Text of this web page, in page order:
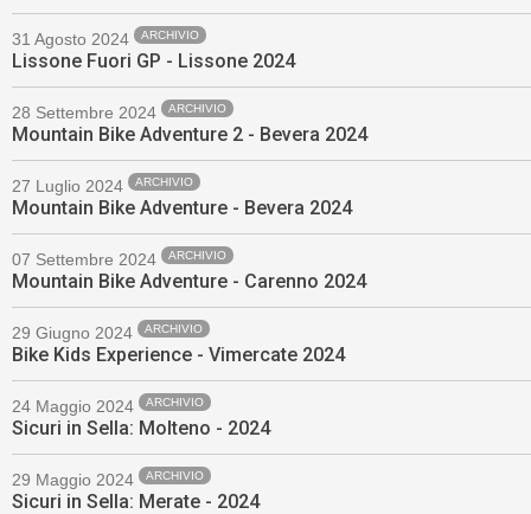
31 Agosto 2024 ARCHIVIO
Lissone Fuori GP - Lissone 2024
28 Settembre 2024 ARCHIVIO
Mountain Bike Adventure 2 - Bevera 2024
27 Luglio 2024 ARCHIVIO
Mountain Bike Adventure - Bevera 2024
07 Settembre 2024 ARCHIVIO
Mountain Bike Adventure - Carenno 2024
29 Giugno 2024 ARCHIVIO
Bike Kids Experience - Vimercate 2024
24 Maggio 2024 ARCHIVIO
Sicuri in Sella: Molteno - 2024
29 Maggio 2024 ARCHIVIO
Sicuri in Sella: Merate - 2024